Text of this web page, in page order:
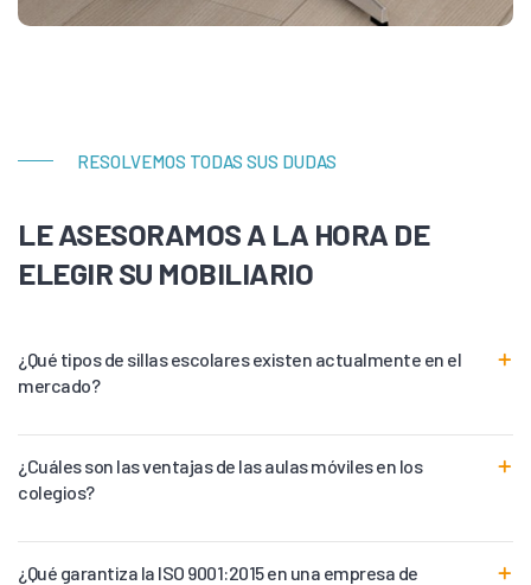
RESOLVEMOS TODAS SUS DUDAS
LE ASESORAMOS A LA HORA DE
ELEGIR SU MOBILIARIO
¿Qué tipos de sillas escolares existen actualmente en el
mercado?
¿Cuáles son las ventajas de las aulas móviles en los
colegios?
¿Qué garantiza la ISO 9001:2015 en una empresa de